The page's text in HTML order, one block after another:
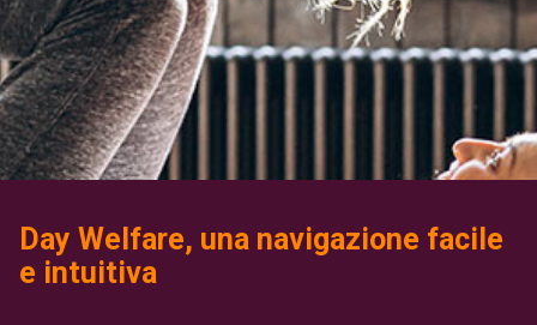
Day Welfare, una navigazione facile
e intuitiva